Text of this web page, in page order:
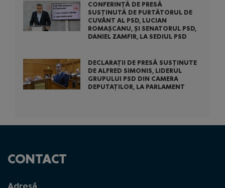
CONFERINȚĂ DE PRESĂ
SUSȚINUTĂ DE PURTĂTORUL DE
CUVÂNT AL PSD, LUCIAN
ROMAȘCANU, ȘI SENATORUL PSD,
DANIEL ZAMFIR, LA SEDIUL PSD
DECLARAȚII DE PRESĂ SUSȚINUTE
DE ALFRED SIMONIS, LIDERUL
GRUPULUI PSD DIN CAMERA
DEPUTAȚILOR, LA PARLAMENT
CONTACT
Adresă